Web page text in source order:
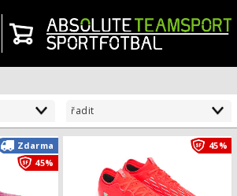
Uživatelský účet
Košík
řadit
Zdarma
45%
Kopačky Under Armour Shadow Elite
45%